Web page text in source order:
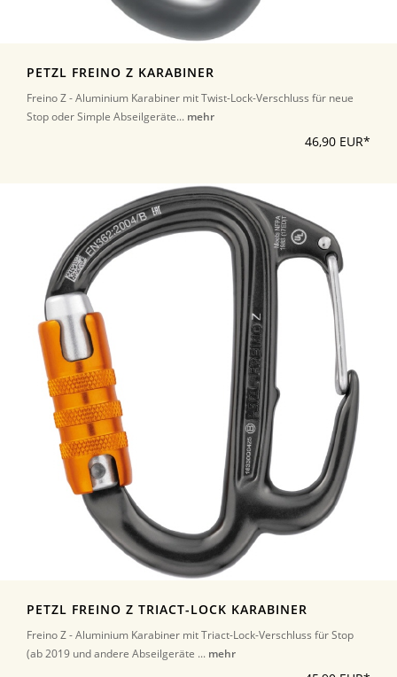
PETZL FREINO Z KARABINER
Freino Z - Aluminium Karabiner mit Twist-Lock-Verschluss für neue
Stop oder Simple Abseilgeräte... mehr
46,90 EUR*
PETZL FREINO Z TRIACT-LOCK KARABINER
Freino Z - Aluminium Karabiner mit Triact-Lock-Verschluss für Stop
(ab 2019 und andere Abseilgeräte ... mehr